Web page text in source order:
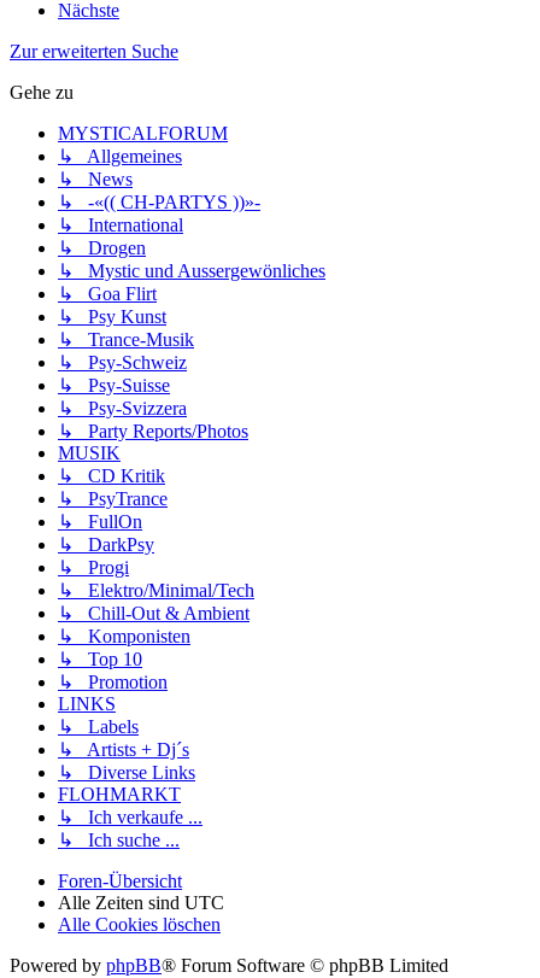
Nächste
Zur erweiterten Suche
Gehe zu
MYSTICALFORUM
↳ Allgemeines
↳ News
↳ -«(( CH-PARTYS ))»-
↳ International
↳ Drogen
↳ Mystic und Aussergewönliches
↳ Goa Flirt
↳ Psy Kunst
↳ Trance-Musik
↳ Psy-Schweiz
↳ Psy-Suisse
↳ Psy-Svizzera
↳ Party Reports/Photos
MUSIK
↳ CD Kritik
↳ PsyTrance
↳ FullOn
↳ DarkPsy
↳ Progi
↳ Elektro/Minimal/Tech
↳ Chill-Out & Ambient
↳ Komponisten
↳ Top 10
↳ Promotion
LINKS
↳ Labels
↳ Artists + Dj´s
↳ Diverse Links
FLOHMARKT
↳ Ich verkaufe ...
↳ Ich suche ...
Foren-Übersicht
Alle Zeiten sind UTC
Alle Cookies löschen
Powered by phpBB® Forum Software © phpBB Limited